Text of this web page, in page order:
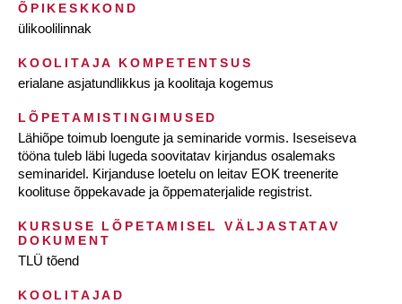
ÕPIKESKKOND
ülikoolilinnak
KOOLITAJA KOMPETENTSUS
erialane asjatundlikkus ja koolitaja kogemus
LÕPETAMISTINGIMUSED
Lähiõpe toimub loengute ja seminaride vormis. Iseseiseva
tööna tuleb läbi lugeda soovitatav kirjandus osalemaks
seminaridel. Kirjanduse loetelu on leitav EOK treenerite
koolituse õppekavade ja õppematerjalide registrist.
KURSUSE LÕPETAMISEL VÄLJASTATAV
DOKUMENT
TLÜ tõend
KOOLITAJAD